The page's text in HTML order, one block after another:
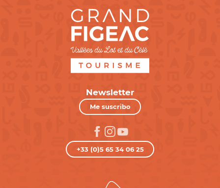
Newsletter
Me suscribo
+33 (0)5 65 34 06 25